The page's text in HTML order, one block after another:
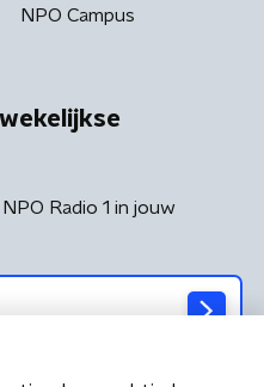
NPO Campus
Radio 1 in jouw